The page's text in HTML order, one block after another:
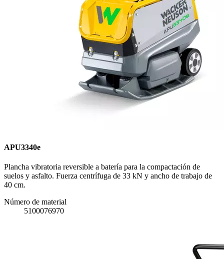
APU3340e
Plancha vibratoria reversible a batería para la compactación de
suelos y asfalto. Fuerza centrífuga de 33 kN y ancho de trabajo de
40 cm.
Número de material
5100076970